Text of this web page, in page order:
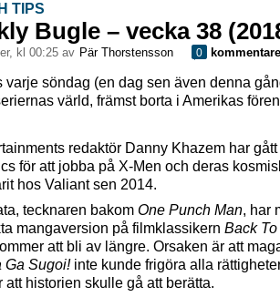
TIPS
Bugle – vecka 38
kl 00:25 av Pär Thorstensson 0
varje söndag (en dag sen även denna
värld, främst borta i Amerikas
redaktör Danny Khazem har
för att jobba på X-Men och deras
hos Valiant sen 2014.
tecknaren bakom One Punch Man, har
mangaversion på filmklassikern Back
att bli av längre. Orsaken är att
Ga Sugoi! inte kunde frigöra alla
att historien skulle gå att berätta.